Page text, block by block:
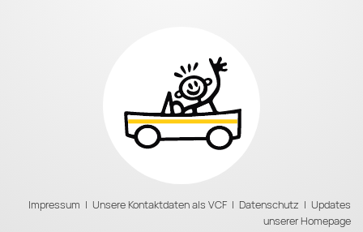
Impressum | Unsere Kontaktdaten als VCF | Datenschutz | Updates
unserer Homepage